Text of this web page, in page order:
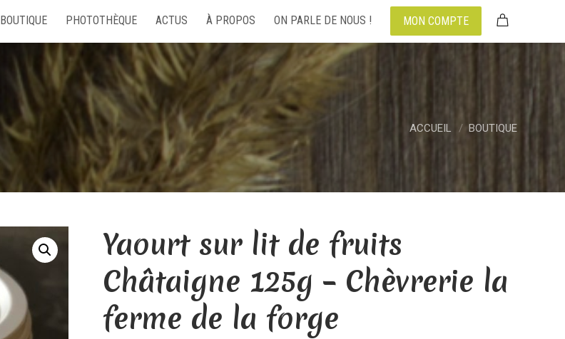
BOUTIQUE PHOTOTHÈQUE ACTUS À PROPOS ON PARLE DE NOUS ! MON COMPTE
ACCUEIL BOUTIQUE
Yaourt sur lit de fruits
Châtaigne 125g – Chèvrerie la
ferme de la forge